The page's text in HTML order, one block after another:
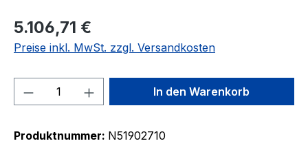
5.106,71 €
Preise inkl. MwSt. zzgl. Versandkosten
Produkt Anzahl: Gib denIn den Warenkorb
Produktnummer: N51902710